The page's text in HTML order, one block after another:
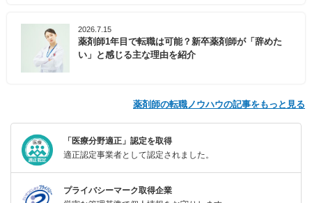
2026.7.15
薬剤師1年目で転職は可能？新卒薬剤師が「辞めた
い」と感じる主な理由を紹介
薬剤師の転職ノウハウの記事をもっと見る
「医療分野適正」認定を取得
適正認定事業者として認定されました。
プライバシーマーク取得企業